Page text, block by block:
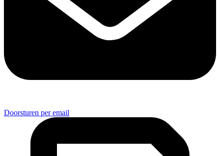
Doorsturen per email